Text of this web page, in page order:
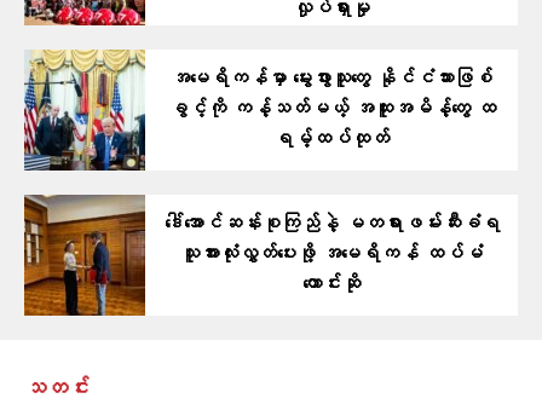
လှုပ်ရှားမှု
အမေရိကန်မှာ မွေးဖွားသူတွေ နိုင်ငံသားဖြစ်
ခွင့်ကို ကန့်သတ်မယ့် အထူးအမိန့်တွေ ထ
ရမ့်ထပ်ထုတ်
ဒေါ်အောင်ဆန်းစုကြည်နဲ့ မတရားဖမ်းဆီးခံရ
သူအားလုံးလွှတ်ပေးဖို့ အမေရိကန် ထပ်မံ
တောင်းဆို
သတင်း